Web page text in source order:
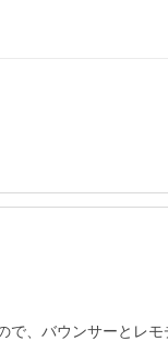
、バウンサーとレ